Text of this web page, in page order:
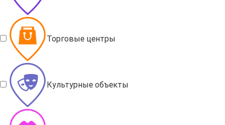
Торговые центры
Культурные объекты